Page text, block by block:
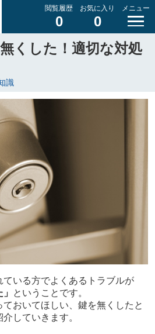
閲覧履歴
0
お気に入り
0
メニュー
くした！適切な対処
識
いる方でよくあるトラブルが
ということです。
おいてほしい、鍵を無くしたと
していきます。